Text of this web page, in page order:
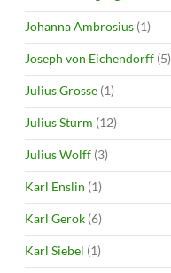
Johanna Ambrosius (1)
Joseph von Eichendorff (5)
Julius Grosse (1)
Julius Sturm (12)
Julius Wolff (3)
Karl Enslin (1)
Karl Gerok (6)
Karl Siebel (1)